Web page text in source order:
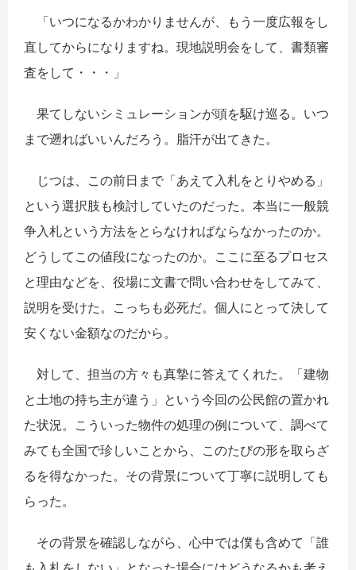
「いつになるかわかりませんが、もう一度広報をし
直してからになりますね。現地説明会をして、書類審
査をして・・・」
果てしないシミュレーションが頭を駆け巡る。いつ
まで遡ればいいんだろう。脂汗が出てきた。
じつは、この前日まで「あえて入札をとりやめる」
という選択肢も検討していたのだった。本当に一般競
争入札という方法をとらなければならなかったのか。
どうしてこの値段になったのか。ここに至るプロセス
と理由などを、役場に文書で問い合わせをしてみて、
説明を受けた。こっちも必死だ。個人にとって決して
安くない金額なのだから。
対して、担当の方々も真摯に答えてくれた。「建物
と土地の持ち主が違う」という今回の公民館の置かれ
た状況。こういった物件の処理の例について、調べて
みても全国で珍しいことから、このたびの形を取らざ
るを得なかった。その背景について丁寧に説明しても
らった。
その背景を確認しながら、心中では僕も含めて「誰